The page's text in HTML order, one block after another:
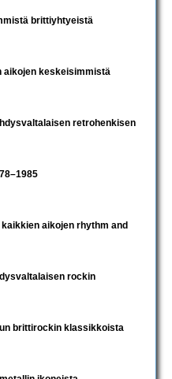
brittiyhtyeistä
aikojen keskeisimmistä
retrohenkisen
aikojen rhythm and
rockin
brittirockin klassikkoista